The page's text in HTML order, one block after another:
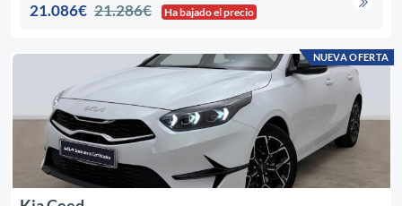
21.086€ 21.286€ Ha bajado el precio
NUEVA OFERTA